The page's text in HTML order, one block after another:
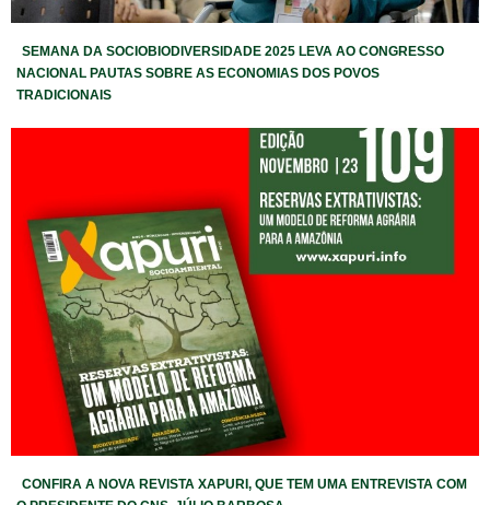
SEMANA DA SOCIOBIODIVERSIDADE 2025 LEVA AO CONGRESSO
NACIONAL PAUTAS SOBRE AS ECONOMIAS DOS POVOS
TRADICIONAIS
CONFIRA A NOVA REVISTA XAPURI, QUE TEM UMA ENTREVISTA COM